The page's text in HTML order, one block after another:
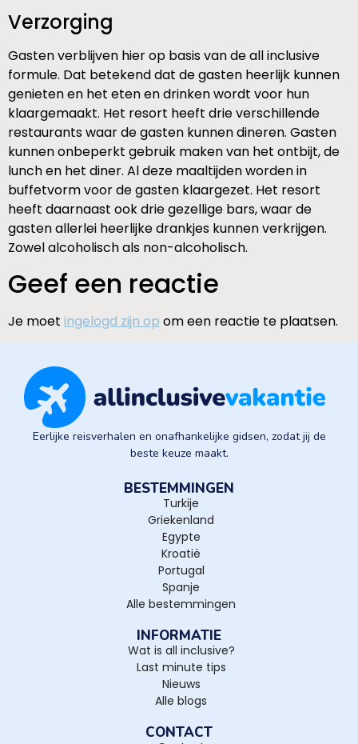
Verzorging
Gasten verblijven hier op basis van de all inclusive
formule. Dat betekend dat de gasten heerlijk kunnen
genieten en het eten en drinken wordt voor hun
klaargemaakt. Het resort heeft drie verschillende
restaurants waar de gasten kunnen dineren. Gasten
kunnen onbeperkt gebruik maken van het ontbijt, de
lunch en het diner. Al deze maaltijden worden in
buffetvorm voor de gasten klaargezet. Het resort
heeft daarnaast ook drie gezellige bars, waar de
gasten allerlei heerlijke drankjes kunnen verkrijgen.
Zowel alcoholisch als non-alcoholisch.
Geef een reactie
Je moet ingelogd zijn op om een reactie te plaatsen.
Eerlijke reisverhalen en onafhankelijke gidsen, zodat jij de
beste keuze maakt.
BESTEMMINGEN
Turkije
Griekenland
Egypte
Kroatië
Portugal
Spanje
Alle bestemmingen
INFORMATIE
Wat is all inclusive?
Last minute tips
Nieuws
Alle blogs
CONTACT